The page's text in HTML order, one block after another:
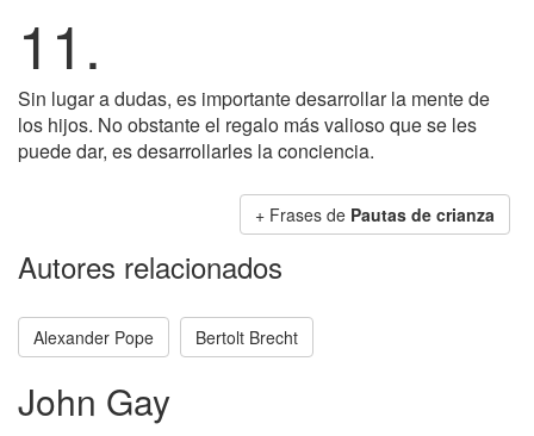
11.
Sin lugar a dudas, es importante desarrollar la mente de
los hijos. No obstante el regalo más valioso que se les
puede dar, es desarrollarles la conciencia.
+ Frases de Pautas de crianza
Autores relacionados
Alexander Pope Bertolt Brecht
John Gay